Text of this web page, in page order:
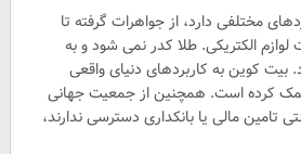
مختلفی دارد، از جواهرات گرفته تا
الکتریکی. طلا کدر نمی شود و به
کوین به کاربردهای دنیای واقعی
کرده است. همچنین از جمعیت جهانی
مالی یا بانکداری دسترسی ندارند،